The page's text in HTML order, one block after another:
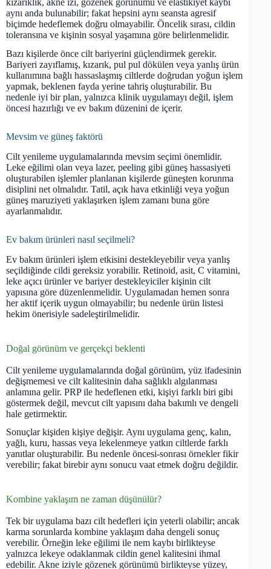
aynı anda bulunabilir; fakat hepsini aynı seansta agresif
biçimde hedeflemek doğru olmayabilir. Öncelik sırası, cildin
toleransına ve kişinin sosyal yaşamına göre belirlenmelidir.
Bazı kişilerde önce cilt bariyerini güçlendirmek gerekir.
Bariyeri zayıflamış, kızarık, pul pul dökülen veya yanlış ürün
kullanımına bağlı hassaslaşmış ciltlerde doğrudan yoğun işlem
yapmak, beklenen fayda yerine tahriş oluşturabilir. Bu
nedenle iyi bir plan, yalnızca klinik uygulamayı değil, işlem
öncesi hazırlığı ve ev bakım düzenini de içerir.
Mevsim ve güneş faktörü
Cilt yenileme uygulamalarında mevsim seçimi önemlidir.
Leke eğilimi olan veya lazer, peeling gibi güneş hassasiyeti
oluşturabilen işlemler planlanan kişilerde güneşten korunma
disiplini net olmalıdır. Tatil, açık hava etkinliği veya yoğun
güneş maruziyeti yaklaşırken işlem zamanı buna göre
ayarlanmalıdır.
Ev bakım ürünleri nasıl seçilmeli?
Ev bakım ürünleri işlem etkisini destekleyebilir veya yanlış
seçildiğinde cildi gereksiz yorabilir. Retinoid, asit, C vitamini,
leke açıcı ürünler ve bariyer destekleyiciler kişinin cilt
yapısına göre düzenlenmelidir. Uygulamadan hemen sonra
her aktif içerik uygun olmayabilir; bu nedenle ürün listesi
hekim önerisiyle sadeleştirilmelidir.
Doğal görünüm ve gerçekçi beklenti
Cilt yenileme uygulamalarında doğal görünüm, yüz ifadesinin
değişmemesi ve cilt kalitesinin daha sağlıklı algılanması
anlamına gelir. PRP ile hedeflenen etki, kişiyi farklı biri gibi
göstermek değil, mevcut cilt yapısını daha bakımlı ve dengeli
hale getirmektir.
Sonuçlar kişiden kişiye değişir. Aynı uygulama genç, kalın,
yağlı, kuru, hassas veya lekelenmeye yatkın ciltlerde farklı
yanıtlar oluşturabilir. Bu nedenle öncesi-sonrası örnekler fikir
verebilir; fakat birebir aynı sonucu vaat etmek doğru değildir.
Kombine yaklaşım ne zaman düşünülür?
Tek bir uygulama bazı cilt hedefleri için yeterli olabilir; ancak
karma sorunlarda kombine yaklaşım daha dengeli sonuç
verebilir. Örneğin leke eğilimi ile nem kaybı birlikteyse
yalnızca lekeye odaklanmak cildin genel kalitesini ihmal
edebilir. Akne iziyle gözenek görünümü birlikteyse yüzey,